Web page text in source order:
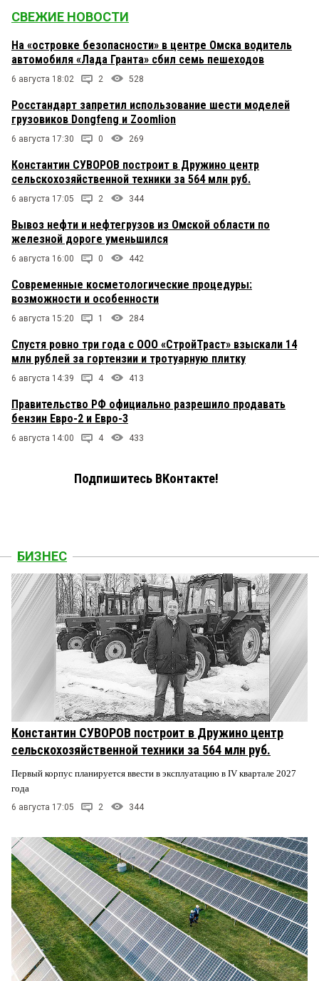
СВЕЖИЕ НОВОСТИ
На «островке безопасности» в центре Омска водитель
автомобиля «Лада Гранта» сбил семь пешеходов
6 августа 18:02 2 528
Росстандарт запретил использование шести моделей
грузовиков Dongfeng и Zoomlion
6 августа 17:30 0 269
Константин СУВОРОВ построит в Дружино центр
сельскохозяйственной техники за 564 млн руб.
6 августа 17:05 2 344
Вывоз нефти и нефтегрузов из Омской области по
железной дороге уменьшился
6 августа 16:00 0 442
Современные косметологические процедуры:
возможности и особенности
6 августа 15:20 1 284
Спустя ровно три года с ООО «СтройТраст» взыскали 14
млн рублей за гортензии и тротуарную плитку
6 августа 14:39 4 413
Правительство РФ официально разрешило продавать
бензин Евро-2 и Евро-3
6 августа 14:00 4 433
Подпишитесь ВКонтакте!
БИЗНЕС
Константин СУВОРОВ построит в Дружино центр
сельскохозяйственной техники за 564 млн руб.
Первый корпус планируется ввести в эксплуатацию в IV квартале 2027
года
6 августа 17:05 2 344